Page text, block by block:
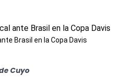
Brasil en la Copa Davis
Cuyo